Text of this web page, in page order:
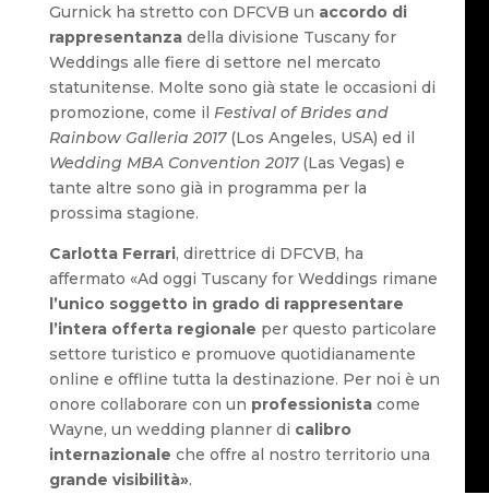
Gurnick ha stretto con DFCVB un accordo di
rappresentanzadella divisione Tuscany for
Weddings alle fiere di settore nel mercato
statunitense. Molte sono già state le occasioni di
promozione, come il Festival of Brides and
Rainbow Galleria 2017(Los Angeles, USA) ed il
Wedding MBA Convention 2017(Las Vegas) e
tante altre sono già in programma per la
prossima stagione.
Carlotta Ferrari, direttrice di DFCVB, ha
affermato «Ad oggi Tuscany for Weddings rimane
l’unico soggetto in grado di rappresentare
l’intera offerta regionale per questo particolare
settore turistico e promuove quotidianamente
online e offline tutta la destinazione. Per noi è un
onore collaborare con un professionistacome
Wayne, un wedding planner di calibro
internazionale che offre al nostro territorio una
grande visibilità».